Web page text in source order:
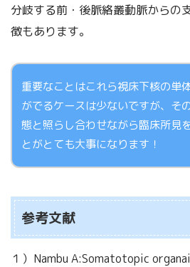
分岐する前・後脈絡叢動脈からの
徴もあります。
重要なことはこれら視床下核の単
がでるケースは少ないですが、そ
態と照らし合わせながら臨床所見
とがとても大事になります！
参考文献
１）Nambu A:Somatotopic